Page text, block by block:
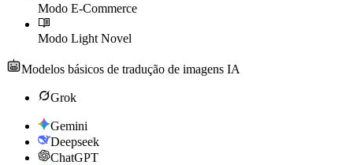
Modo E-Commerce
Modo Light Novel
Modelos básicos de tradução de imagens IA
Grok
Gemini
Deepseek
ChatGPT